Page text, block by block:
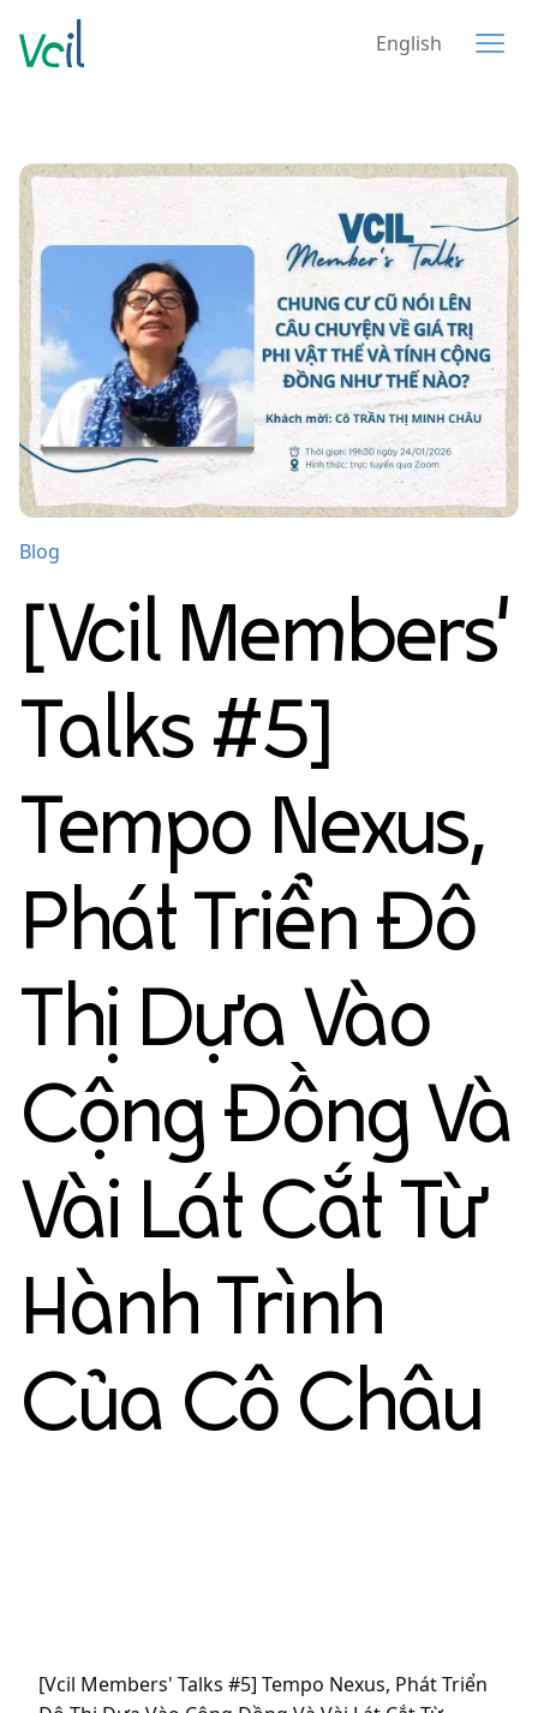
English
Blog
[Vcil Members'
Talks #5]
Tempo Nexus,
Phát Triển Đô
Thị Dựa Vào
Cộng Đồng Và
Vài Lát Cắt Từ
Hành Trình
Của Cô Châu
[Vcil Members' Talks #5] Tempo Nexus, Phát Triển